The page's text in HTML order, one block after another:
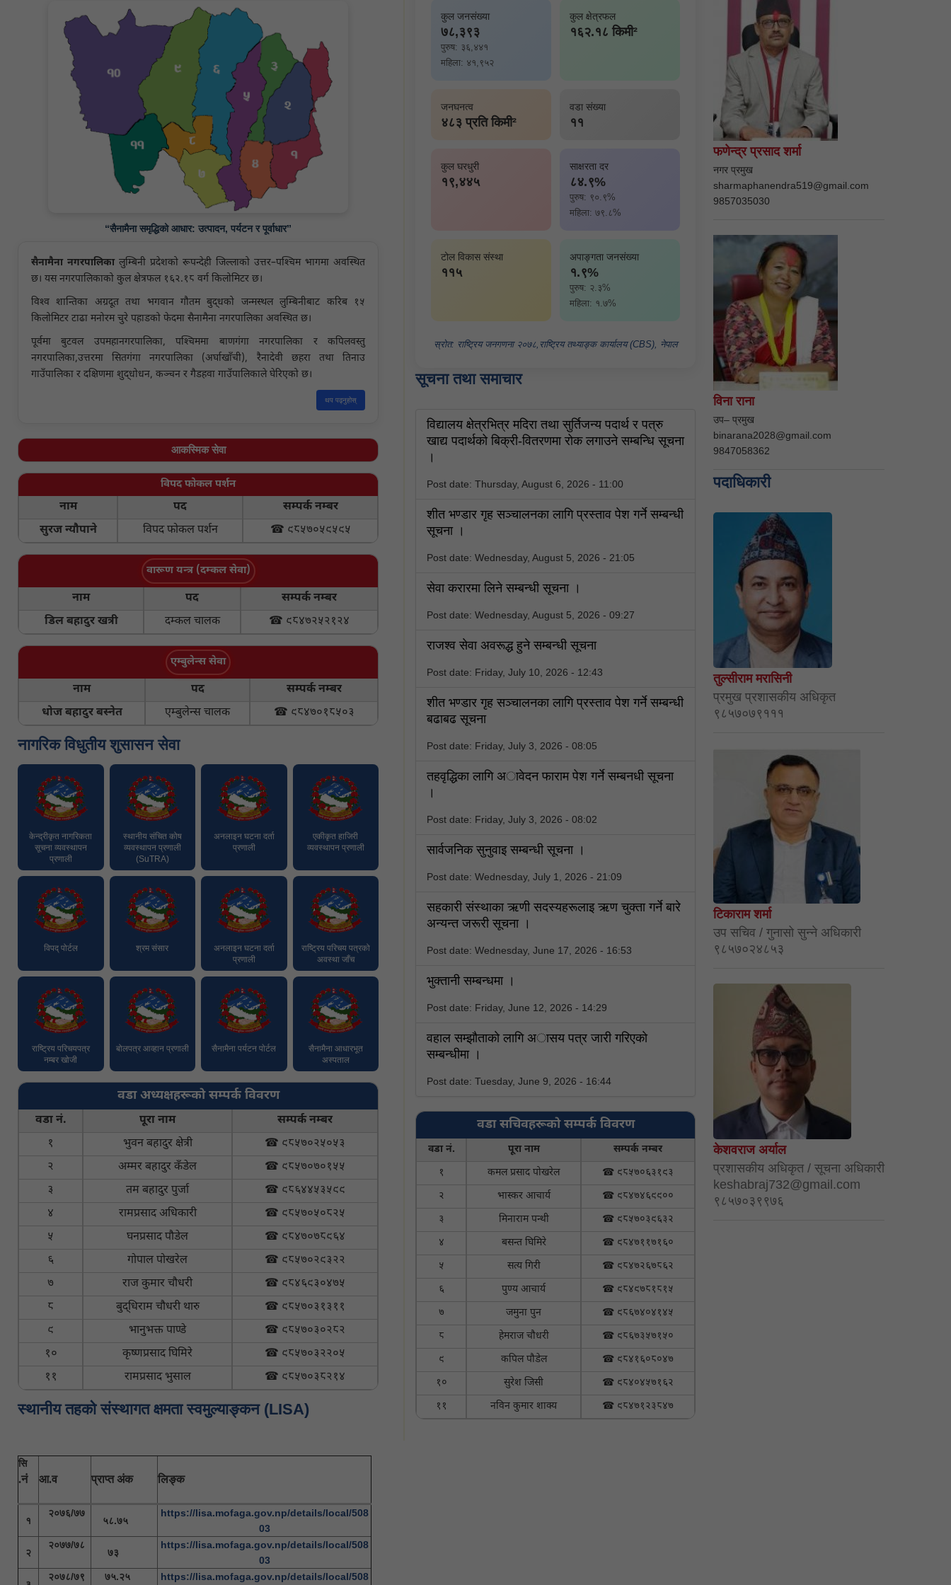
“सैनामैना समृद्धिको आधार: उत्पादन, पर्यटन र पूर्वाधार”
सैनामैना नगरपालिकालुम्बिनी प्रदेशको रूपन्देही जिल्लाको उत्तर–पश्चिम भागमा अवस्थित
छ। यस नगरपालिकाको कुल क्षेत्रफल १६२.१८ वर्ग किलोमिटर छ।
विश्व शान्तिका अग्रदूत तथा भगवान गौतम बुद्धको जन्मस्थल लुम्बिनीबाट करिब १५
किलोमिटर टाढा मनोरम चुरे पहाडको फेदमा सैनामैना नगरपालिका अवस्थित छ।
पूर्वमा बुटवल उपमहानगरपालिका, पश्चिममा बाणगंगा नगरपालिका र कपिलवस्तु
नगरपालिका,उत्तरमा सितगंगा नगरपालिका (अर्घाखाँची), रैनादेवी छहरा तथा तिनाउ
गाउँपालिका र दक्षिणमा शुद्धोधन, कञ्चन र गैडहवा गाउँपालिकाले घेरिएको छ।
थप पढ्नुहोस्
आकस्मिक सेवा
विपद फोकल पर्शन
नाम पद
सम्पर्क नम्बर
सुरज न्यौपाने
विपद फोकल पर्शन ☎ ९८५७०५९५९५
वारूण यन्त्र (दम्कल सेवा)
नाम पद
सम्पर्क नम्बर
डिल बहादुर खत्री
दम्कल चालक ☎ ९८४७२५२१२४
एम्बुलेन्स सेवा
नाम पद
सम्पर्क नम्बर
धोज बहादुर बस्नेत
एम्बुलेन्स चालक ☎ ९८४७०१८५०३
नागरिक विधुतीय शुसासन सेवा
केन्द्रीकृत नागरिकता
सूचना व्यवस्थापन
प्रणाली
स्थानीय संचित कोष
व्यवस्थापन प्रणाली
(SuTRA)
अनलाइन घटना दर्ता
प्रणाली
एकीकृत हाजिरी
व्यवस्थापन प्रणाली
विपद् पोर्टल श्रम संसार
अनलाइन घटना दर्ता
प्रणाली
राष्ट्रिय परिचय पत्रको
अवस्था जाँच
राष्ट्रिय परिचयपत्र
नम्बर खोजी
बोलपत्र आव्हान प्रणाली सैनामैना पर्यटन पाेर्टल
सैनामैना आधारभूत
अस्पताल
वडा अध्यक्षहरूको सम्पर्क विवरण
वडा नं. पूरा नाम
सम्पर्क नम्बर
१
भुवन बहादुर क्षेत्री
☎ ९८५७०२५०५३
२
अम्मर बहादुर कँडेल
☎ ९८५७०७०१५५
३
तम बहादुर पुर्जा
☎ ९८६४४५३५९९
४
रामप्रसाद अधिकारी
☎ ९८५७०५०८२५
५
घनप्रसाद पौडेल
☎ ९८४७०७८९६४
६
गोपाल पोखरेल
☎ ९८५७०२९३२२
७
राज कुमार चौधरी
☎ ९८४६९३०४७५
८
बुद्धिराम चौधरी थारु
☎ ९८५७०३१३११
९
भानुभक्त पाण्डे
☎ ९८५७०३०२८२
१०
कृष्णप्रसाद घिमिरे
☎ ९८५७०३२२०५
११
रामप्रसाद भुसाल ☎ ९८५७०३८२१४
स्थानीय तहकाे संस्थागत क्षमता स्वमुल्याङ्कन (LISA)
सि
.नं आ.व प्राप्त अंक लिङ्क
१
२०७६/७७
५८.७५
https://lisa.mofaga.gov.np/details/local/508
03
२
२०७७/७८
७३
https://lisa.mofaga.gov.np/details/local/508
03
२०७८/७९ ७५.२५
https://lisa.mofaga.gov.np/details/local/508
कुल जनसंख्या
७८,३९३
पुरुष: ३६,४४१
महिला: ४१,९५२
कुल क्षेत्रफल
१६२.१८ किमी²
जनघनत्व
४८३ प्रति किमी²
वडा संख्या
११
कुल घरधुरी
१९,४४५
साक्षरता दर
८४.९%
पुरुष: ९०.९%
महिला: ७९.८%
टोल विकास संस्था
११५
अपाङ्गता जनसंख्या
१.९%
पुरुष: २.३%
महिला: १.७%
स्रोत: राष्ट्रिय जनगणना २०७८,राष्ट्रिय तथ्याङ्क कार्यालय (CBS), नेपाल
सूचना तथा समाचार
विद्यालय क्षेत्रभित्र मदिरा तथा सुर्तिजन्य पदार्थ र पत्रु
खाद्य पदार्थको बिक्री-वितरणमा रोक लगाउने सम्बन्धि सूचना
।
Post date: Thursday, August 6, 2026 - 11:00
शीत भण्डार गृह सञ्चालनका लागि प्रस्ताव पेश गर्ने सम्बन्धी
सूचना ।
Post date: Wednesday, August 5, 2026 - 21:05
सेवा करारमा लिने सम्बन्धी सूचना ।
Post date: Wednesday, August 5, 2026 - 09:27
राजश्व सेवा अवरूद्ध हुने सम्बन्धी सूचना
Post date: Friday, July 10, 2026 - 12:43
शीत भण्डार गृह सञ्चालनका लागि प्रस्ताव पेश गर्ने सम्बन्धी
बढाबढ सूचना
Post date: Friday, July 3, 2026 - 08:05
तहवृद्धिका लागि अावेदन फाराम पेश गर्ने सम्बनधी सूचना
।
Post date: Friday, July 3, 2026 - 08:02
सार्वजनिक सुनुवाइ सम्बन्धी सूचना ।
Post date: Wednesday, July 1, 2026 - 21:09
सहकारी संस्थाका ऋणी सदस्यहरूलाइ ऋण चुक्ता गर्ने बारे
अन्यन्त जरूरी सूचना ।
Post date: Wednesday, June 17, 2026 - 16:53
भुक्तानी सम्बन्धमा ।
Post date: Friday, June 12, 2026 - 14:29
वहाल सम्झाैताकाे लागि अासय पत्र जारी गरिएकाे
सम्बन्धीमा ।
Post date: Tuesday, June 9, 2026 - 16:44
वडा सचिवहरूको सम्पर्क विवरण
वडा नं. पूरा नाम
सम्पर्क नम्बर
१
कमल प्रसाद पोखरेल
☎ ९८५७०६३१९३
२
भास्कर आचार्य
☎ ९८४७४६९९००
३
मिनाराम पन्थी
☎ ९८५७०३९६३२
४
बसन्त घिमिरे
☎ ९८४७११७१६०
५
सत्य गिरी
☎ ९८४७२६७८६२
६
पुण्य आचार्य
☎ ९८४९७८१८१५
७
जमुना पुन
☎ ९८६७४०४१४५
८
हेमराज चौधरी
☎ ९८६७३५७१५०
९
कपिल पौडेल
☎ ९८४१६०८०४७
१०
सुरेश जिसी
☎ ९८४०४५७१६२
११
नविन कुमार शाक्य ☎ ९८४७१२३८४७
फणेन्द्र प्रसाद शर्मा
नगर प्रमुख
sharmaphanendra519@gmail.com
9857035030
विना राना
उप– प्रमुख
binarana2028@gmail.com
9847058362
पदाधिकारी
तुल्सीराम मरासिनी
प्रमुख प्रशासकीय अधिकृत
९८५७०७९१११
टिकाराम शर्मा
उप सचिव / गुनासो सुन्ने अधिकारी
९८५७०२४८५३
केशवराज अर्याल
प्रशासकीय अधिकृत / सूचना अधिकारी
keshabraj732@gmail.com
९८५७०३९९७६